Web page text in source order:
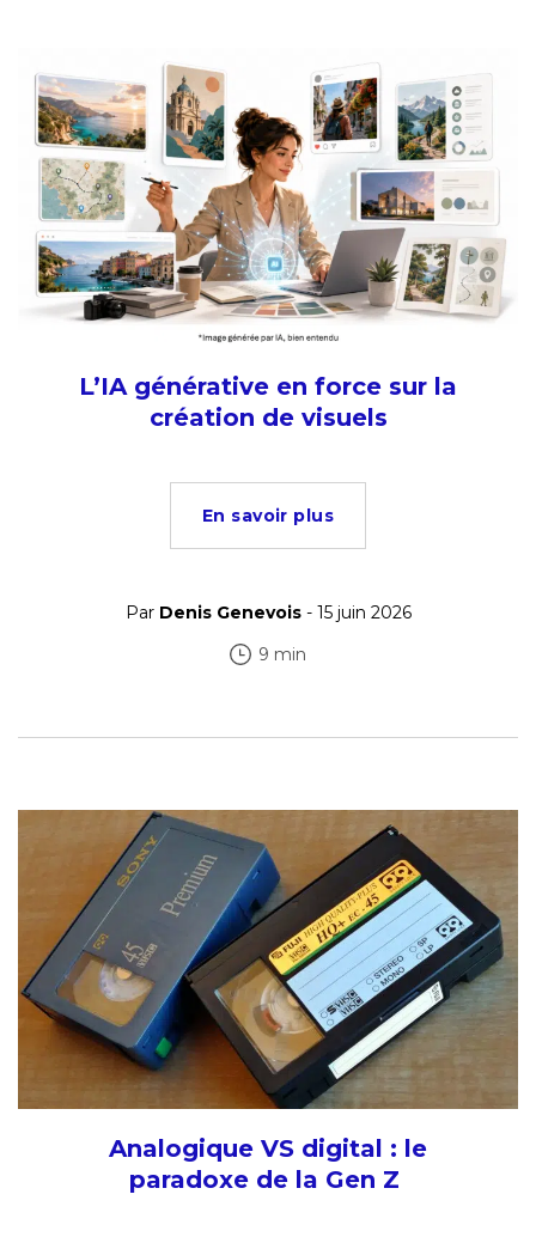
L’IA générative en force sur la
création de visuels
En savoir plus
Par Denis Genevois- 15 juin 2026
9 min
Analogique VS digital : le
paradoxe de la Gen Z